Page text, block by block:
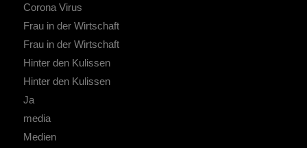
Corona Virus
Frau in der Wirtschaft
Frau in der Wirtschaft
Hinter den Kulissen
Hinter den Kulissen
Ja
media
Medien